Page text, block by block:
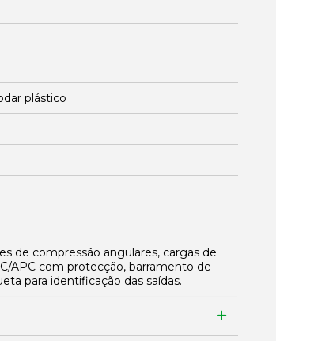
plástico
de compressão angulares, cargas de
APC com protecção, barramento de
para identificação das saídas.